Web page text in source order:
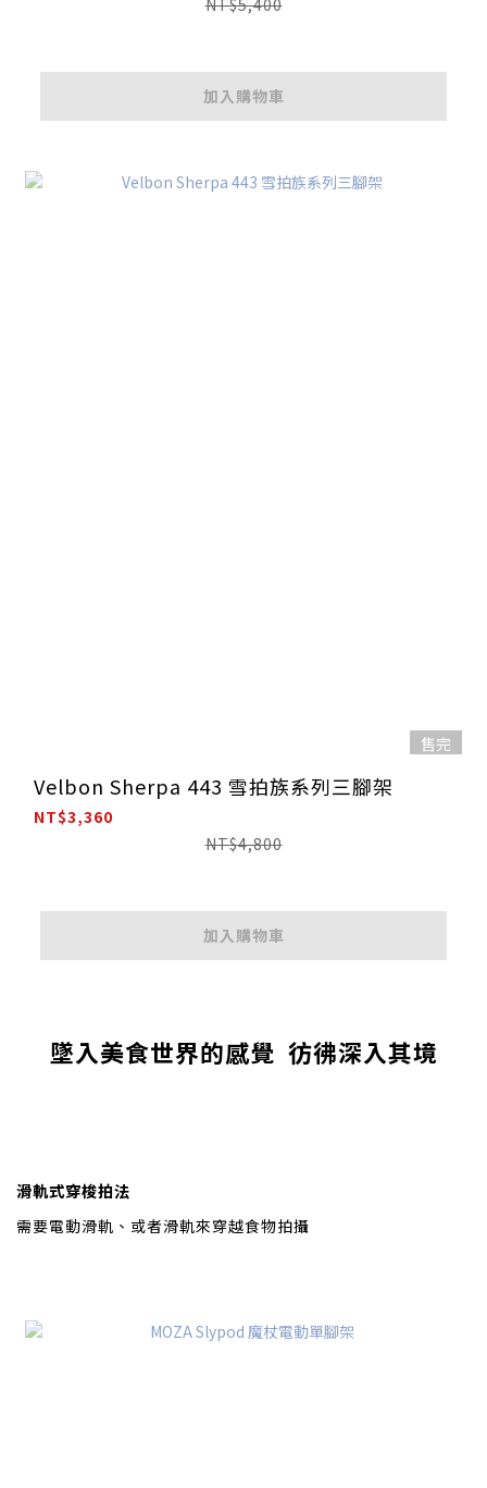
NT$5,400
加入購物車
售完
Velbon Sherpa 443 雪拍族系列三腳架
NT$3,360
NT$4,800
加入購物車
墜入美食世界的感覺 彷彿深入其境
滑軌式穿梭拍法
需要電動滑軌、或者滑軌來穿越食物拍攝